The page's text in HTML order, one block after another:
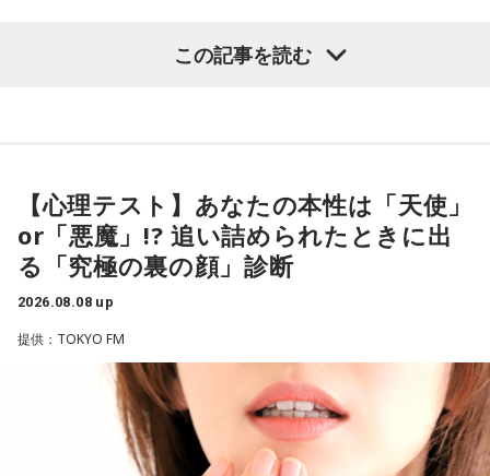
いうのは今までなかったことですし、力がついているのは事
（左から）福田正博さん、藤木直人、高見侑里
番組名：SPORTS BEAT supported by TOYOTA
放送日時：毎週土曜 10:00～10:50
パーソナリティ：藤木直人、高見侑里
番組Webサイト： https://www.tfm.co.jp/beat/
@SPORTSBEAT_TFM
番組名：有吉弘行のSUNDAY NIGHT DREAMER
音声コンテンツプラットフォーム「JFN Pods」ではスペシャ
ル音声も配信中！
とがあると切り出し、「賞レースで結果を残していないコン
ビ、（芸歴18年目の）ぐりんぴーすがよく愚痴をこぼしてい
るのは、最近の後輩は挨拶をしてくれないんだって（笑）」
と暴露します。
有吉自身は、今では後輩から挨拶されないことがまったくな
いため分からないと前置きしつつ、「ぐりんぴーすがそう言
っていたから……その辺はどう？ 風紀が乱れているかどうか」
と質問します。
これに対して、カミムラは「ぐりんぴーすさんが言っている
のは、1～2年目の芸人の子たちだと思うんですけど……たぶ
この記事を読む
【心理テスト】あなたの本性は「天使」
or「悪魔」!? 追い詰められたときに出
る「究極の裏の顔」診断
2026.08.08 up
提供：TOKYO FM